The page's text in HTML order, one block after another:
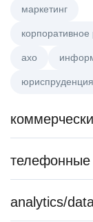
маркетинг
корпоративное
axo
юриспруденция
Тренер по
з/п не указана
Менеджер по
analytics/